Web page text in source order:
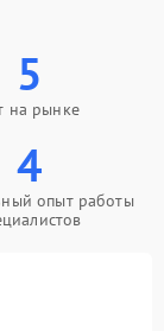
5
на рынке
4
опыт работы